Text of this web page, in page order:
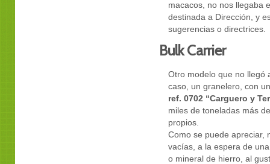
macacos, no nos llegaba
destinada a Dirección, y
sugerencias o directrices.
Bulk Carrier
Otro modelo que no llegó
caso, un granelero, con
ref. 0702 “Carguero y
miles de toneladas más
propios.
Como se puede apreciar,
vacías, a la espera de
o mineral de hierro, al